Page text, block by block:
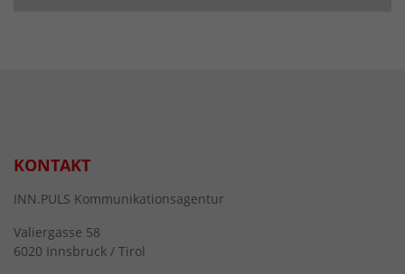
KONTAKT
INN.PULS Kommunikationsagentur
Valiergasse 58
6020 Innsbruck / Tirol